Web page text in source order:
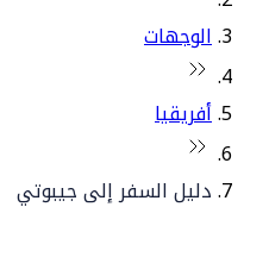
الوجهات
أفريقيا
دليل السفر إلى جيبوتي